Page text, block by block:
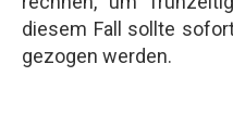
diesem Fall sollte
gezogen werden.